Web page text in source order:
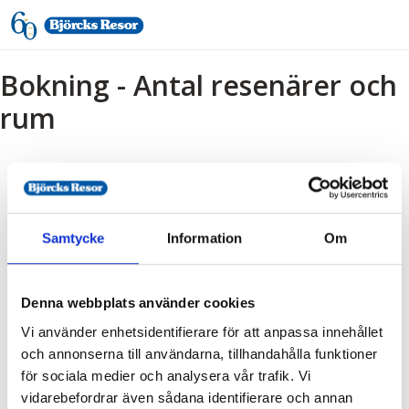
Samtycke Information Om
Denna webbplats använder cookies
Vi använder enhetsidentifierare för att anpassa innehållet
och annonserna till användarna, tillhandahålla funktioner
för sociala medier och analysera vår trafik. Vi
vidarebefordrar även sådana identifierare och annan
Bokning - Antal resenärer och
rum
Tillbaka till resebeskrivningen
1. Antal resenärer och rum
2. Personupplysningar
Vald resa